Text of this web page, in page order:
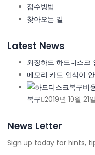
접수방법
찾아오는 길
Latest News
외장하드 하드디스크
메모리 카드 인식이
복구 2019년 10월 21일
News Letter
Sign up today for hints,